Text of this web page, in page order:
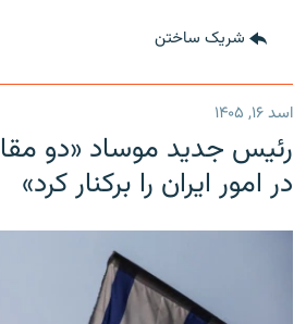
شریک ساختن
اسد ۱۶, ۱۴۰۵
رئیس جدید موساد «دو
در امور ایران را برکنار کرد»